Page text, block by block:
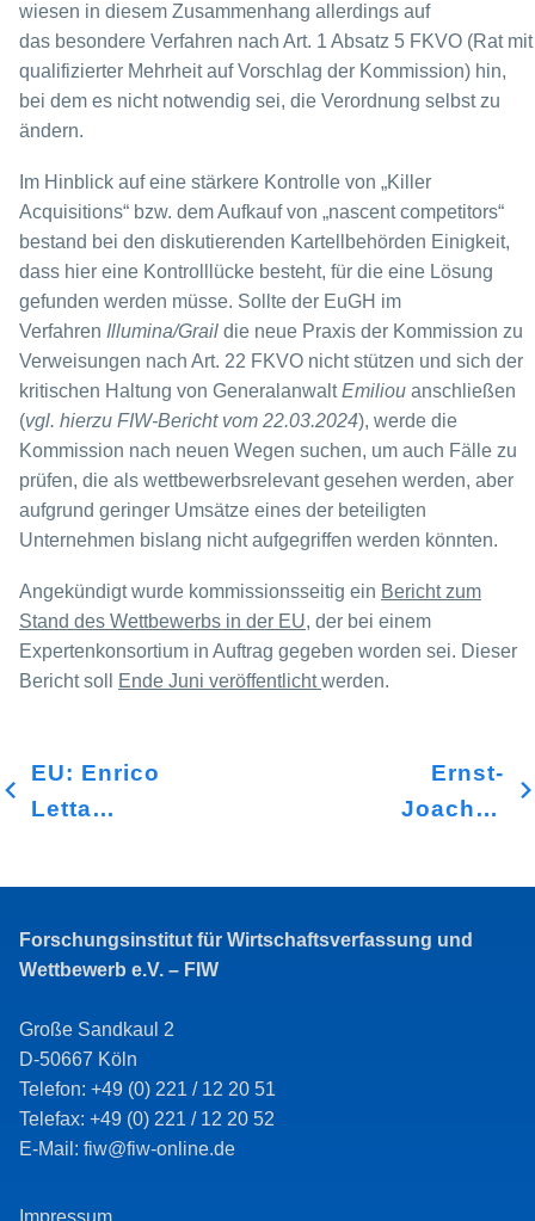
wiesen in diesem Zusammenhang allerdings auf
das besondere Verfahren nach Art. 1 Absatz 5 FKVO (Rat mit
qualifizierter Mehrheit auf Vorschlag der Kommission) hin,
bei dem es nicht notwendig sei, die Verordnung selbst zu
ändern.
Im Hinblick auf eine stärkere Kontrolle von „Killer
Acquisitions“ bzw. dem Aufkauf von „nascent competitors“
bestand bei den diskutierenden Kartellbehörden Einigkeit,
dass hier eine Kontrolllücke besteht, für die eine Lösung
gefunden werden müsse. Sollte der EuGH im
Verfahren Illumina/Grail die neue Praxis der Kommission zu
Verweisungen nach Art. 22 FKVO nicht stützen und sich der
kritischen Haltung von GeneralanwaltEmiliou anschließen
(vgl. hierzu FIW-Bericht vom 22.03.2024), werde die
Kommission nach neuen Wegen suchen, um auch Fälle zu
prüfen, die als wettbewerbsrelevant gesehen werden, aber
aufgrund geringer Umsätze eines der beteiligten
Unternehmen bislang nicht aufgegriffen werden könnten.
Angekündigt wurde kommissionsseitig ein Bericht zum
Stand des Wettbewerbs in der EU, der bei einem
Expertenkonsortium in Auftrag gegeben worden sei. Dieser
Bericht soll
Ende Juni veröffentlichtwerden.
EU: Enrico
Letta
Binnenmarkt
Ernst-
Joachim
Forschungsinstitut für Wirtschaftsverfassung und
Wettbewerb e.V. – FIW
Große Sandkaul 2
D-50667 Köln
Telefon: +49 (0) 221 / 12 20 51
Telefax: +49 (0) 221 / 12 20 52
E-Mail: fiw@fiw-online.de
Impressum